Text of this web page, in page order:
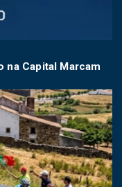
na Capital Marcam